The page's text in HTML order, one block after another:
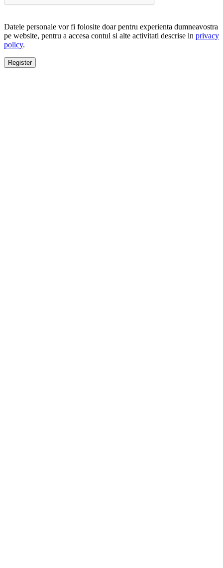
Datele personale vor fi folosite doar pentru experienta dumneavostra
pe website, pentru a accesa contul si alte activitati descrise in privacy
policy.
Register